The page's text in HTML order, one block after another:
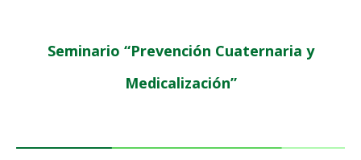
Seminario “Prevención Cuaternaria y
Medicalización”